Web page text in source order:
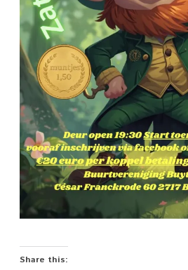
Darttoernooi
14
maart
Share this: